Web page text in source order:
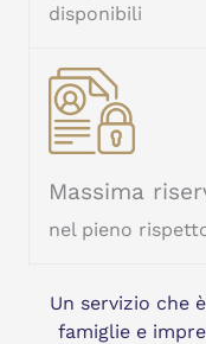
disponibili
Massima
nel pieno
Un servizio che
famiglie e